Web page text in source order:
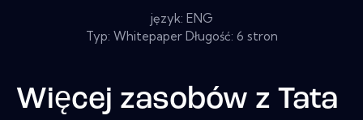
język: ENG
Typ: Whitepaper Długość: 6 stron
Więcej zasobów z Tata